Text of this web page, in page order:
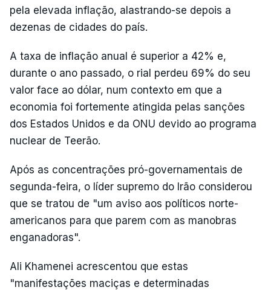
pela elevada inflação, alastrando-se depois a
dezenas de cidades do país.
A taxa de inflação anual é superior a 42% e,
durante o ano passado, o rial perdeu 69% do seu
valor face ao dólar, num contexto em que a
economia foi fortemente atingida pelas sanções
dos Estados Unidos e da ONU devido ao programa
nuclear de Teerão.
Após as concentrações pró-governamentais de
segunda-feira, o líder supremo do Irão considerou
que se tratou de "um aviso aos políticos norte-
americanos para que parem com as manobras
enganadoras".
Ali Khamenei acrescentou que estas
"manifestações maciças e determinadas